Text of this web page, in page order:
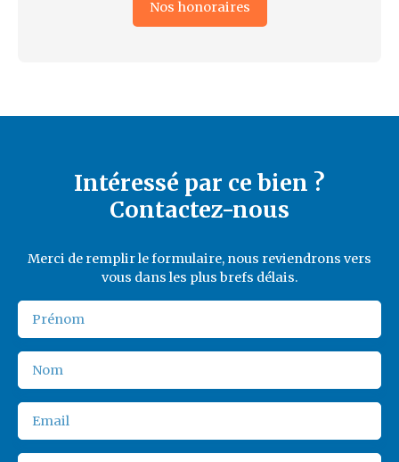
Nos honoraires
Intéressé par ce bien ?
Contactez-nous
Merci de remplir le formulaire, nous reviendrons vers
vous dans les plus brefs délais.
Prénom
Nom
Email